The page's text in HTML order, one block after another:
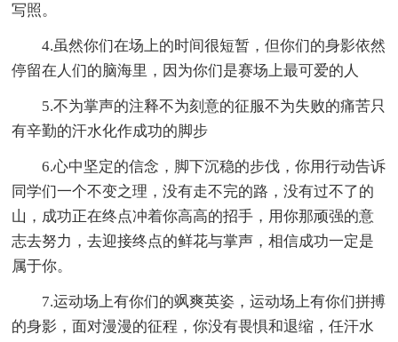
写照。
4.虽然你们在场上的时间很短暂，但你们的身影依然
停留在人们的脑海里，因为你们是赛场上最可爱的人
5.不为掌声的注释不为刻意的征服不为失败的痛苦只
有辛勤的汗水化作成功的脚步
6.心中坚定的信念，脚下沉稳的步伐，你用行动告诉
同学们一个不变之理，没有走不完的路，没有过不了的
山，成功正在终点冲着你高高的招手，用你那顽强的意
志去努力，去迎接终点的鲜花与掌声，相信成功一定是
属于你。
7.运动场上有你们的飒爽英姿，运动场上有你们拼搏
的身影，面对漫漫的征程，你没有畏惧和退缩，任汗水